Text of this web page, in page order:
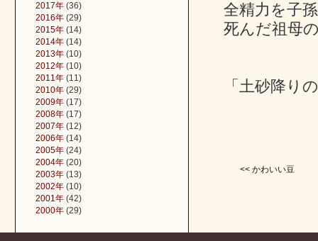
全精力を子
死んだ祖母
「土砂降
<< かわいい豆
2017年 (36)
2016年 (29)
2015年 (14)
2014年 (14)
2013年 (10)
2012年 (10)
2011年 (11)
2010年 (29)
2009年 (17)
2008年 (17)
2007年 (12)
2006年 (14)
2005年 (24)
2004年 (20)
2003年 (13)
2002年 (10)
2001年 (42)
2000年 (29)